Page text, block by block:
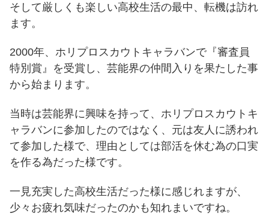
そして厳しくも楽しい高校生活の最中、転機は訪れ
ます。
2000年、ホリプロスカウトキャラバンで『審査員
特別賞』を受賞し、芸能界の仲間入りを果たした事
から始まります。
当時は芸能界に興味を持って、ホリプロスカウトキ
ャラバンに参加したのではなく、元は友人に誘われ
て参加した様で、理由としては部活を休む為の口実
を作る為だった様です。
一見充実した高校生活だった様に感じれますが、
少々お疲れ気味だったのかも知れまいですね。